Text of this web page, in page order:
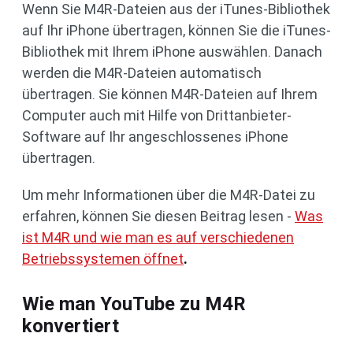
Wenn Sie M4R-Dateien aus der iTunes-Bibliothek
auf Ihr iPhone übertragen, können Sie die iTunes-
Bibliothek mit Ihrem iPhone auswählen. Danach
werden die M4R-Dateien automatisch
übertragen. Sie können M4R-Dateien auf Ihrem
Computer auch mit Hilfe von Drittanbieter-
Software auf Ihr angeschlossenes iPhone
übertragen.
Um mehr Informationen über die M4R-Datei zu
erfahren, können Sie diesen Beitrag lesen - Was
ist M4R und wie man es auf verschiedenen
Betriebssystemen öffnet.
Wie man YouTube zu M4R
konvertiert